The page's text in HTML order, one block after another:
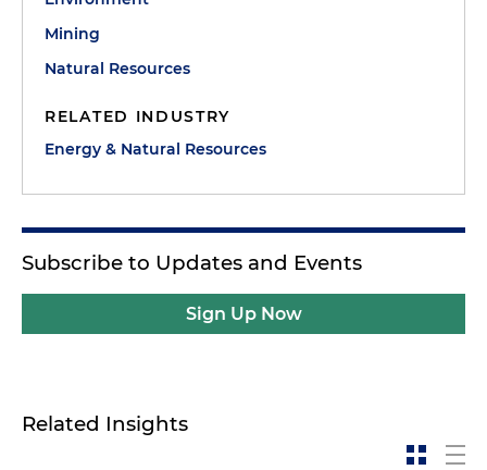
Mining
Natural Resources
RELATED INDUSTRY
Energy & Natural Resources
Subscribe to Updates and Events
Sign Up Now
Related Insights